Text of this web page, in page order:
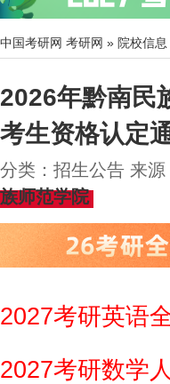
中国考研网 考研网 » 院校信息
2026年黔南民
考生资格认定
分类：招生公告 来
族师范学院
2027考研英语
2027考研数学